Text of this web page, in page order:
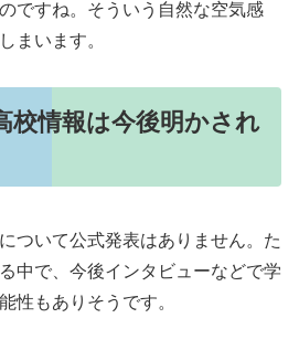
ですね。そういう自然な空気感
まいます。
校情報は今後明かされ
ついて公式発表はありません。た
中で、今後インタビューなどで学
性もありそうです。